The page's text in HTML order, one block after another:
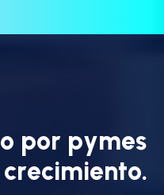
o por pymes
crecimiento.